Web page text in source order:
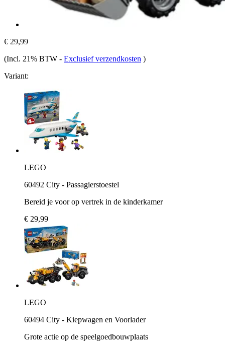
€ 29,99
(Incl. 21% BTW - Exclusief verzendkosten )
Variant:
LEGO
60492 City - Passagierstoestel
Bereid je voor op vertrek in de kinderkamer
€ 29,99
LEGO
60494 City - Kiepwagen en Voorlader
Grote actie op de speelgoedbouwplaats